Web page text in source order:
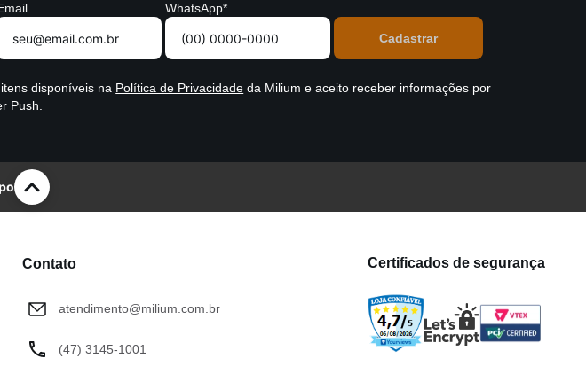
WhatsApp*
disponíveis na Política de Privacidade da Milium e aceito receber informações por
Push.
Contato
atendimento@milium.com.br
(47) 3145-1001
Certificados de segurança